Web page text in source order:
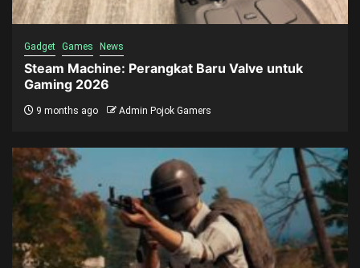
Gadget Games News
Steam Machine: Perangkat Baru Valve untuk
Gaming 2026
9 months ago Admin Pojok Gamers